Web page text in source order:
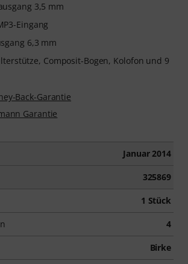
3,5 mm
Eingang
6,3 mm
Composit-Bogen, Kolofon und 9
Back-Garantie
Garantie
Januar 2014
325869
1 Stück
4
Birke